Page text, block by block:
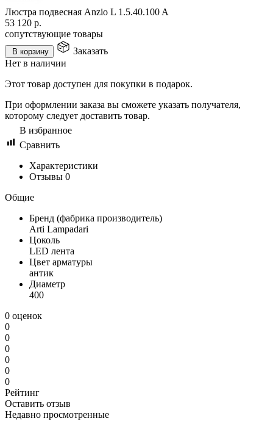
Люстра подвесная Anzio L 1.5.40.100 A
53 120 р.
сопутствующие товары
В корзину
Заказать
Нет в наличии
Этот товар доступен для покупки в подарок.
При оформлении заказа вы сможете указать получателя,
которому следует доставить товар.
В избранное
Сравнить
Характеристики
Отзывы 0
Общие
Бренд (фабрика производитель)
Arti Lampadari
Цоколь
LED лента
Цвет арматуры
антик
Диаметр
400
0 оценок
0
0
0
0
0
0
Рейтинг
Оставить отзыв
Недавно просмотренные